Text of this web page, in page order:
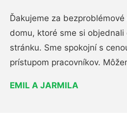
Ďakujeme za
domu, ktoré sme si
stránku. Sme spokojní s
prístupom pracovníkov.
EMIL A JARMILA